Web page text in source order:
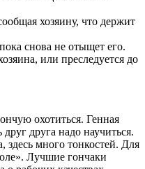
хозяину, что держит
снова не отыщет его.
или преследуется до
охотиться. Генная
друга надо научиться.
здесь много тонкостей. Для
Лучшие гончаки